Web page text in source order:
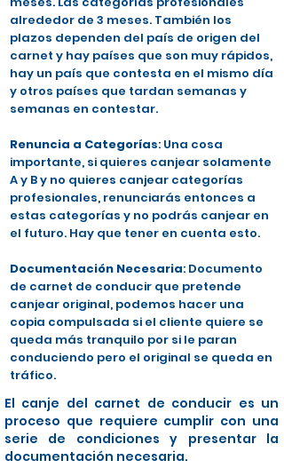
alrededor de 3 meses. También los
plazos dependen del país de origen del
carnet y hay países que son muy rápidos,
hay un país que contesta en el mismo día
y otros países que tardan semanas y
semanas en contestar.
Renuncia a Categorías: Una cosa
importante, si quieres canjear solamente
A y B y no quieres canjear categorías
profesionales, renunciarás entonces a
estas categorías y no podrás canjear en
el futuro. Hay que tener en cuenta esto.
Documentación Necesaria: Documento
de carnet de conducir que pretende
canjear original, podemos hacer una
copia compulsada si el cliente quiere se
queda más tranquilo por si le paran
conduciendo pero el original se queda en
tráfico.
El canje del carnet de conducir es un
proceso que requiere cumplir con una
serie de condiciones y presentar la
documentación necesaria.